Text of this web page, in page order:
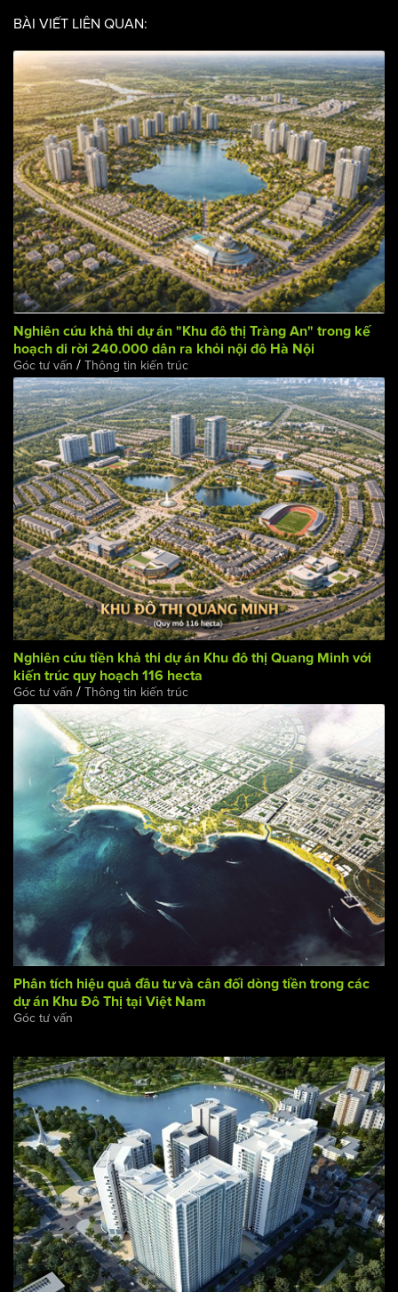
BÀI VIẾT LIÊN QUAN:
Nghiên cứu khả thi dự án "Khu đô thị Tràng An" trong kế
hoạch di rời 240.000 dân ra khỏi nội đô Hà Nội
Góc tư vấn/Thông tin kiến trúc
Nghiên cứu tiền khả thi dự án Khu đô thị Quang Minh với
kiến trúc quy hoạch 116 hecta
Góc tư vấn/Thông tin kiến trúc
dự án Khu Đô Thị tại Việt Nam
Góc tư vấn